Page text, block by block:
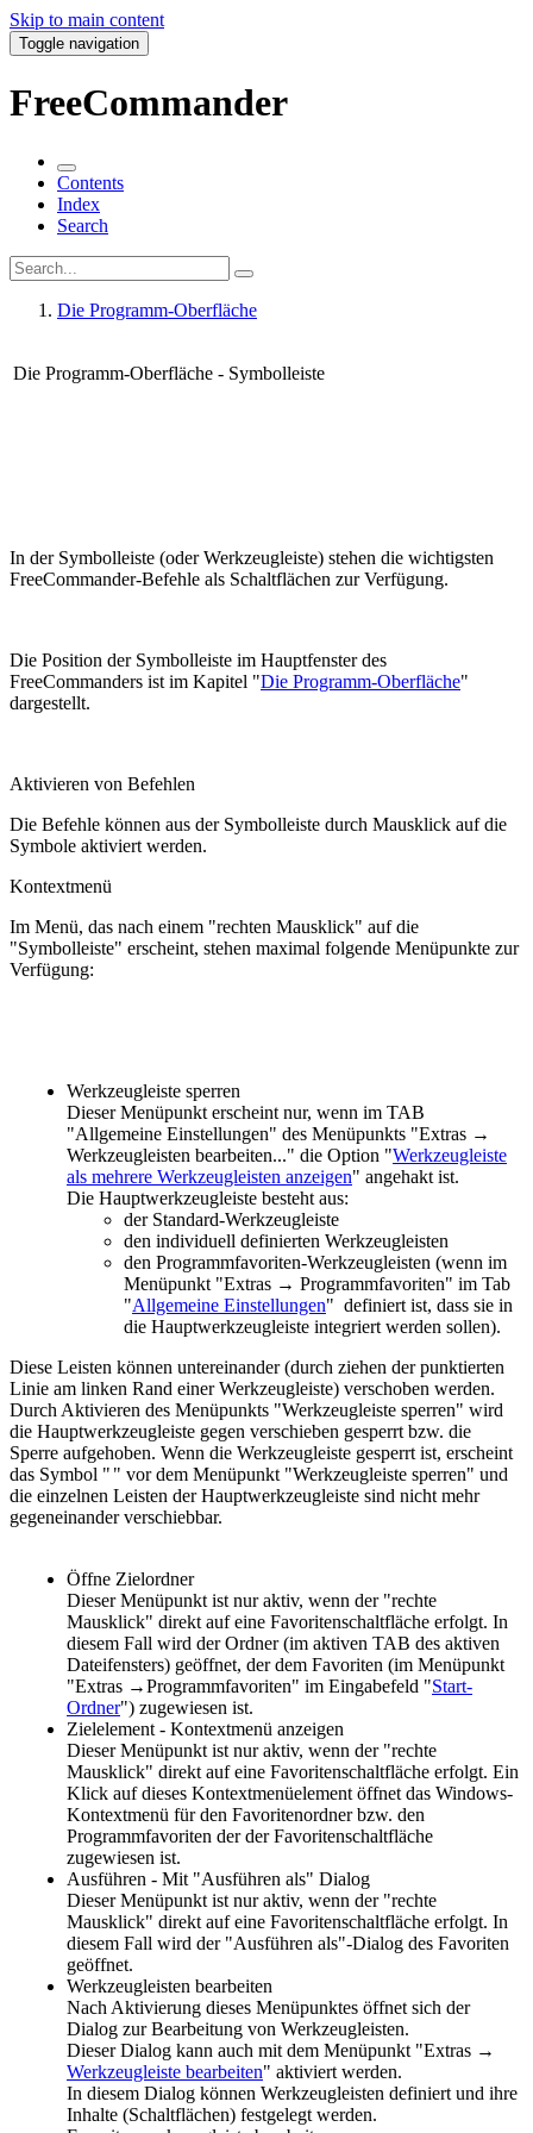
Skip to main content
Toggle navigation
FreeCommander
Contents
Index
Search
Die Programm-Oberfläche
Die Programm-Oberfläche - Symbolleiste
In der Symbolleiste (oder Werkzeugleiste) stehen die wichtigsten
FreeCommander-Befehle als Schaltflächen zur Verfügung.
Die Position der Symbolleiste im Hauptfenster des
FreeCommanders ist im Kapitel "Die Programm-Oberfläche"
dargestellt.
Aktivieren von Befehlen
Die Befehle können aus der Symbolleiste durch Mausklick auf die
Symbole aktiviert werden.
Kontextmenü
Im Menü, das nach einem "rechten Mausklick" auf die
"Symbolleiste" erscheint, stehen maximal folgende Menüpunkte zur
Verfügung:
Werkzeugleiste sperren
Dieser Menüpunkt erscheint nur, wenn im TAB
"Allgemeine Einstellungen" des Menüpunkts "Extras →
Werkzeugleisten bearbeiten..." die Option "Werkzeugleiste
als mehrere Werkzeugleisten anzeigen" angehakt ist.
Die Hauptwerkzeugleiste besteht aus:
der Standard-Werkzeugleiste
den individuell definierten Werkzeugleisten
den Programmfavoriten-Werkzeugleisten (wenn im
Menüpunkt "Extras → Programmfavoriten" im Tab
"Allgemeine Einstellungen" definiert ist, dass sie in
die Hauptwerkzeugleiste integriert werden sollen).
Diese Leisten können untereinander (durch ziehen der punktierten
Linie am linken Rand einer Werkzeugleiste) verschoben werden.
Durch Aktivieren des Menüpunkts "Werkzeugleiste sperren" wird
die Hauptwerkzeugleiste gegen verschieben gesperrt bzw. die
Sperre aufgehoben. Wenn die Werkzeugleiste gesperrt ist, erscheint
das Symbol " " vor dem Menüpunkt "Werkzeugleiste sperren" und
die einzelnen Leisten der Hauptwerkzeugleiste sind nicht mehr
gegeneinander verschiebbar.
Öffne Zielordner
Dieser Menüpunkt ist nur aktiv, wenn der "rechte
Mausklick" direkt auf eine Favoritenschaltfläche erfolgt. In
diesem Fall wird der Ordner (im aktiven TAB des aktiven
Dateifensters) geöffnet, der dem Favoriten (im Menüpunkt
"Extras →Programmfavoriten" im Eingabefeld "Start-
Ordner") zugewiesen ist.
Zielelement - Kontextmenü anzeigen
Dieser Menüpunkt ist nur aktiv, wenn der "rechte
Mausklick" direkt auf eine Favoritenschaltfläche erfolgt. Ein
Klick auf dieses Kontextmenüelement öffnet das Windows-
Kontextmenü für den Favoritenordner bzw. den
Programmfavoriten der der Favoritenschaltfläche
zugewiesen ist.
Ausführen - Mit "Ausführen als" Dialog
Dieser Menüpunkt ist nur aktiv, wenn der "rechte
Mausklick" direkt auf eine Favoritenschaltfläche erfolgt. In
diesem Fall wird der "Ausführen als"-Dialog des Favoriten
geöffnet.
Werkzeugleisten bearbeiten
Nach Aktivierung dieses Menüpunktes öffnet sich der
Dialog zur Bearbeitung von Werkzeugleisten.
Dieser Dialog kann auch mit dem Menüpunkt "Extras →
Werkzeugleiste bearbeiten" aktiviert werden.
In diesem Dialog können Werkzeugleisten definiert und ihre
Inhalte (Schaltflächen) festgelegt werden.